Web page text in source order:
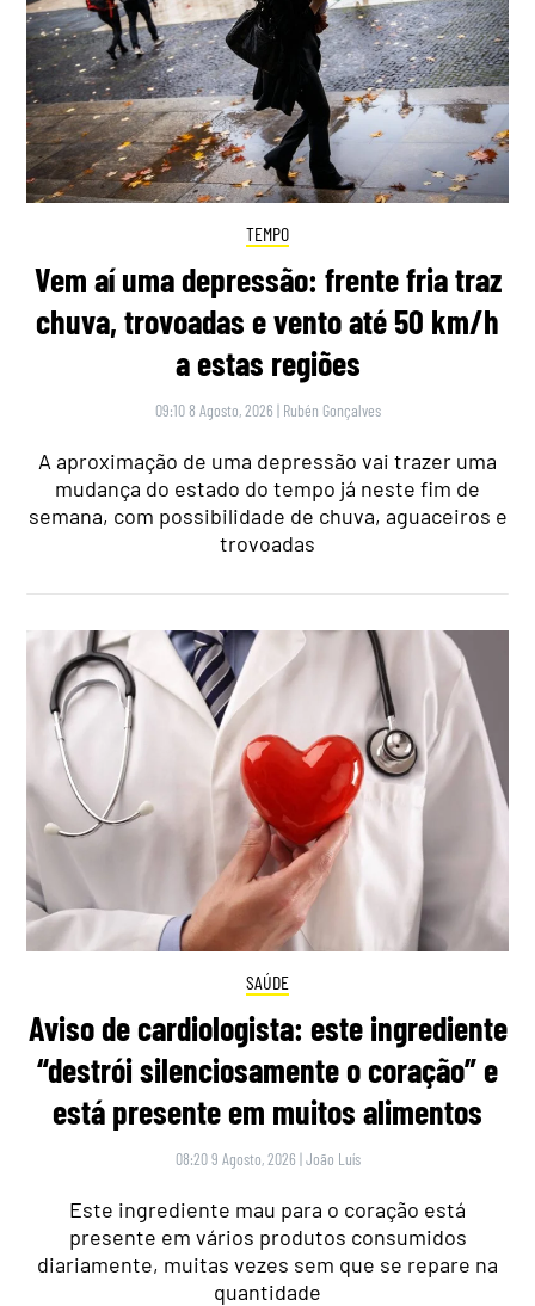
TEMPO
Vem aí uma depressão: frente fria traz
chuva, trovoadas e vento até 50 km/h
a estas regiões
09:10 8 Agosto, 2026 | Rubén Gonçalves
A aproximação de uma depressão vai trazer uma
mudança do estado do tempo já neste fim de
semana, com possibilidade de chuva, aguaceiros e
trovoadas
SAÚDE
Aviso de cardiologista: este ingrediente
“destrói silenciosamente o coração” e
está presente em muitos alimentos
08:20 9 Agosto, 2026 |João Luís
Este ingrediente mau para o coração está
presente em vários produtos consumidos
diariamente, muitas vezes sem que se repare na
quantidade